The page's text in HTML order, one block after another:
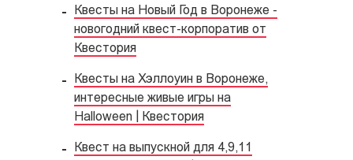
Квесты на Новый Год в Воронеже -
новогодний квест-корпоратив от
Квестория
Квесты на Хэллоуин в Воронеже,
интересные живые игры на
Halloween | Квестория
Квест на выпускной для 4,9,11